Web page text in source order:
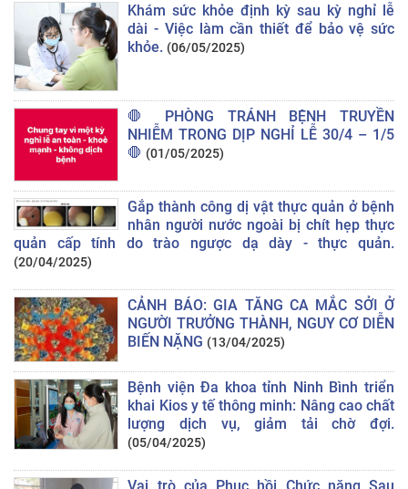
Khám sức khỏe định kỳ sau kỳ nghỉ lễ
dài - Việc làm cần thiết để bảo vệ sức
khỏe. (06/05/2025)
🛑 PHÒNG TRÁNH BỆNH TRUYỀN
NHIỄM TRONG DỊP NGHỈ LỄ 30/4 – 1/5
🛑 (01/05/2025)
Gắp thành công dị vật thực quản ở bệnh
nhân người nước ngoài bị chít hẹp thực
quản cấp tính do trào ngược dạ dày - thực quản.
(20/04/2025)
CẢNH BÁO: GIA TĂNG CA MẮC SỞI Ở
NGƯỜI TRƯỞNG THÀNH, NGUY CƠ DIỄN
BIẾN NẶNG (13/04/2025)
Bệnh viện Đa khoa tỉnh Ninh Bình triển
khai Kios y tế thông minh: Nâng cao chất
lượng dịch vụ, giảm tải chờ đợi.
(05/04/2025)